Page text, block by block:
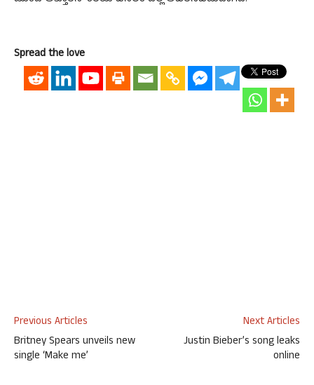
Spread the love
Previous Articles
Britney Spears unveils new
single ‘Make me’
Next Articles
Justin Bieber’s song leaks
online